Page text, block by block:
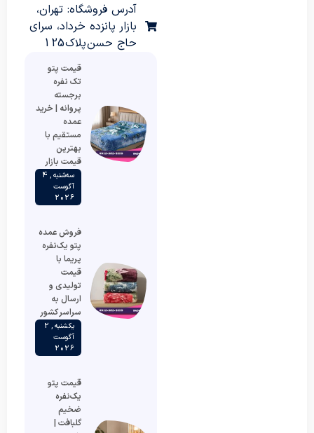
آدرس فروشگاه: تهران،
بازار پانزده خرداد، سرای
حاج حسن پلاک 125
قیمت پتو
تک نفره
برجسته
پروانه | خرید
عمده
مستقیم با
بهترین
قیمت بازار
سه‌شنبه , 4
آگوست
2026
فروش عمده
پتو یک‌نفره
پریما با
قیمت
تولیدی و
ارسال به
سراسر کشور
یکشنبه , 2
آگوست
2026
قیمت پتو
یک‌نفره
ضخیم
گلبافت |